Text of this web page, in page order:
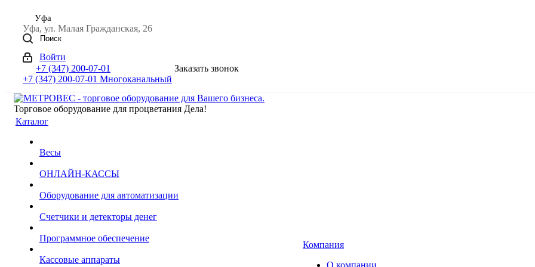
Уфа
Уфа, ул. Малая Гражданская, 26
Поиск
Войти
+7 (347) 200-07-01
+7 (347) 200-07-01 Многоканальный
Заказать звонок
Торговое оборудование для процветания Дела!
Каталог
Весы
ОНЛАЙН-КАССЫ
Оборудование для автоматизации
Счетчики и детекторы денег
Программное обеспечение
Кассовые аппараты
Компания
О компании